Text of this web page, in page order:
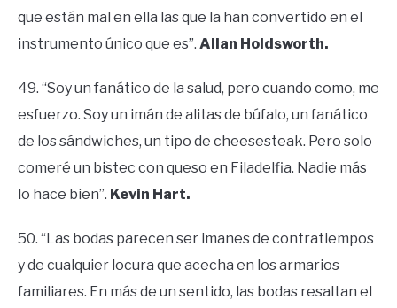
que están mal en ella las que la han convertido en el
instrumento único que es”. Allan Holdsworth.
49. “Soy un fanático de la salud, pero cuando como, me
esfuerzo. Soy un imán de alitas de búfalo, un fanático
de los sándwiches, un tipo de cheesesteak. Pero solo
comeré un bistec con queso en Filadelfia. Nadie más
lo hace bien”. Kevin Hart.
50. “Las bodas parecen ser imanes de contratiempos
y de cualquier locura que acecha en los armarios
familiares. En más de un sentido, las bodas resaltan el